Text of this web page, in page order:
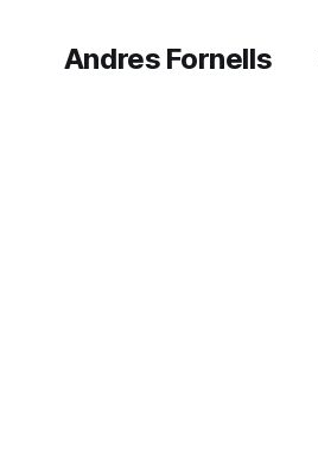
Andres Fornells